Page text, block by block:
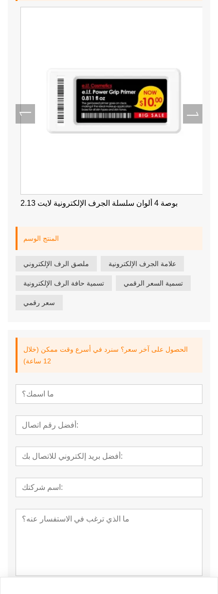
2.13 بوصة 4 ألوان سلسلة الجرف الإلكترونية لايت
المنتج الوسم
ملصق الرف الإلكتروني علامة الجرف الإلكترونية
تسمية حافة الرف الإلكترونية تسمية السعر الرقمي
سعر رقمي
الحصول على آخر سعر؟ سنرد في أسرع وقت ممكن (خلال
12 ساعة)